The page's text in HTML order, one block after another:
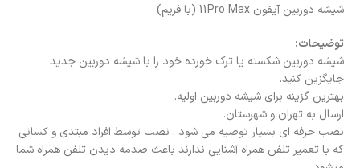
شیشه دوربین آیفون 11Pro Max (با فریم)
توضیحات:
شیشه دوربین شکسته یا ترک خورده خود را با شیشه دوربین جدید
جایگزین کنید.
بهترین گزینه برای شیشه دوربین اولیه.
ارسال به تهران و شهرستان.
نصب حرفه ای بسیار توصیه می شود . نصب توسط افراد مبتدی و کسانی
که با تعمیر تلفن همراه آشنایی ندارند باعث صدمه دیدن تلفن همراه شما